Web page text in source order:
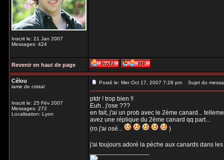
Inscrit le: 21 Jan 2007
Messages: 424
Revenir en haut de page
Célou
lame de cristal
Inscrit le: 25 Fév 2007
Messages: 272
Localisation: Lyon
Posté le: Mer Oct 17, 2007 7:28 pm Sujet du
ptdr ! trop bien !!
Euh.. j'ose ???
en fait, j'ai un prob avec le 2ème canard...
avez une réplique du 2ème canard qq part...
(ro j'ai osé...
)
j'ai toujours adoré la pèche aux canards dans
_________________